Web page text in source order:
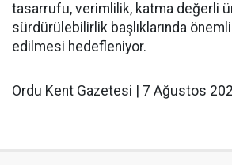
tasarrufu, verimlilik, katma değerli
sürdürülebilirlik başlıklarında
edilmesi hedefleniyor.
Ordu Kent Gazetesi | 7 Ağustos